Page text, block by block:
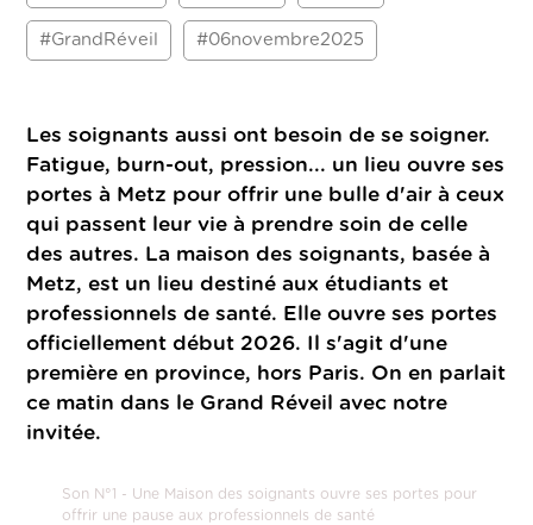
#GrandRéveil #06novembre2025
Les soignants aussi ont besoin de se soigner.
Fatigue, burn-out, pression... un lieu ouvre ses
portes à Metz pour offrir une bulle d'air à ceux
qui passent leur vie à prendre soin de celle
des autres. La maison des soignants, basée à
Metz, est un lieu destiné aux étudiants et
professionnels de santé. Elle ouvre ses portes
officiellement début 2026. Il s'agit d'une
première en province, hors Paris. On en parlait
ce matin dans le Grand Réveil avec notre
invitée.
Son N°1 - Une Maison des soignants ouvre ses portes pour
offrir une pause aux professionnels de santé